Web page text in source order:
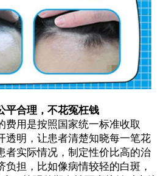
合理，不花冤枉钱
用是按照国家统一标准收取
透明，让患者清楚知晓每一笔花
者实际情况，制定性价比高的治
负担，比如像病情较轻的白斑，